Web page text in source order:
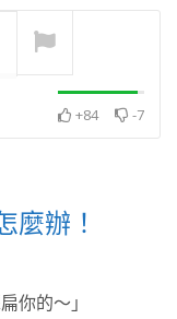
越洞悉人性，怎
朋友？
+84 -7
麼辦！
你的～」